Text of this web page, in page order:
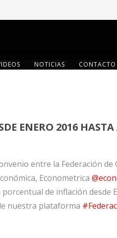
NOTICIAS CONTACTO
ENERO 2016
entre la Federación
Econometrica
de inflación desde
nuestra plataforma